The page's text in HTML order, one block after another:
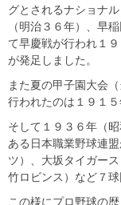
グとされるナショナ
（明治３６年）、早
て早慶戦が行われ１
が発足しました。
また夏の甲子園大会
行われたのは１９１５
そして１９３６年（
ある日本職業野球連
ツ）、大坂タイガー
竹ロビンス）など７球
この様にプロ野球の